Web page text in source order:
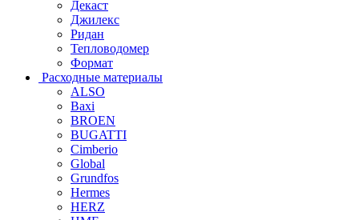
Декаст
Джилекс
Ридан
Тепловодомер
Формат
Расходные материалы
ALSO
Baxi
BROEN
BUGATTI
Cimberio
Global
Grundfos
Hermes
HERZ